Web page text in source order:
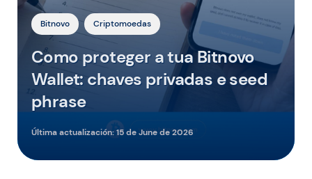
Bitnovo Criptomoedas
Como proteger a tua Bitnovo
Wallet: chaves privadas e seed
phrase
Última actualización:15 de June de 2026